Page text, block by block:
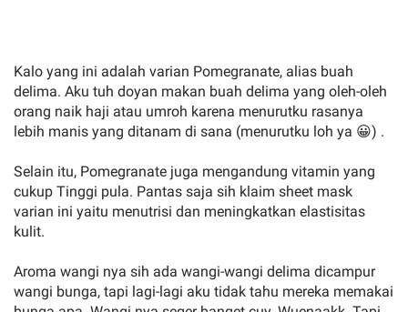
Kalo yang ini adalah varian Pomegranate, alias buah
delima. Aku tuh doyan makan buah delima yang oleh-oleh
orang naik haji atau umroh karena menurutku rasanya
lebih manis yang ditanam di sana (menurutku loh ya 😀) .
Selain itu, Pomegranate juga mengandung vitamin yang
cukup Tinggi pula. Pantas saja sih klaim sheet mask
varian ini yaitu menutrisi dan meningkatkan elastisitas
kulit.
Aroma wangi nya sih ada wangi-wangi delima dicampur
wangi bunga, tapi lagi-lagi aku tidak tahu mereka memakai